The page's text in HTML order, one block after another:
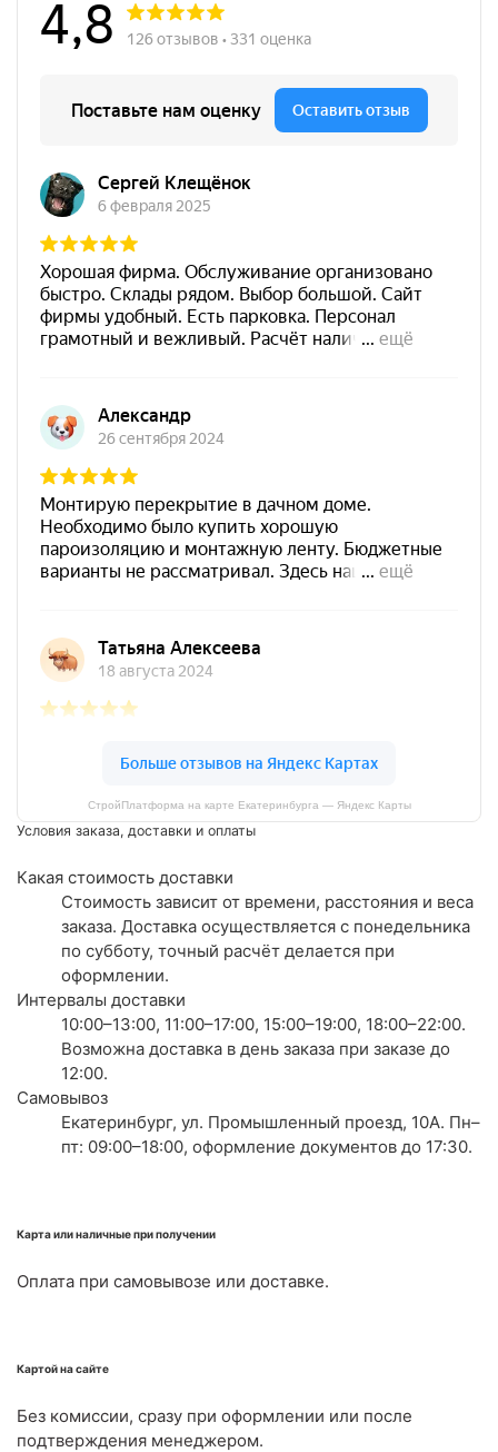
СтройПлатформа на карте Екатеринбурга — Яндекс Карты
Условия заказа, доставки и оплаты
Какая стоимость доставки
Стоимость зависит от времени, расстояния и веса
заказа. Доставка осуществляется с понедельника
по субботу, точный расчёт делается при
оформлении.
Интервалы доставки
10:00–13:00, 11:00–17:00, 15:00–19:00, 18:00–22:00.
Возможна доставка в день заказа при заказе до
12:00.
Самовывоз
Екатеринбург, ул. Промышленный проезд, 10А. Пн–
пт: 09:00–18:00, оформление документов до 17:30.
Карта или наличные при получении
Оплата при самовывозе или доставке.
Картой на сайте
Без комиссии, сразу при оформлении или после
подтверждения менеджером.